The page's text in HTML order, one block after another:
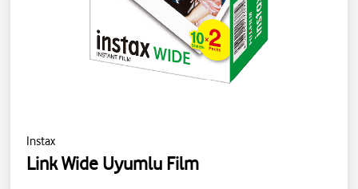
Instax
Link Wide Uyumlu Film